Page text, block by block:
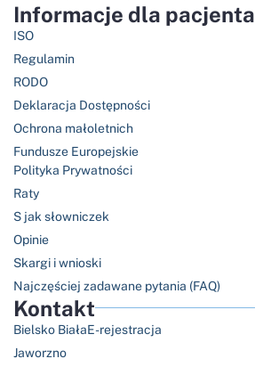
Informacje dla pacjenta
ISO
Regulamin
RODO
Deklaracja Dostępności
Ochrona małoletnich
Fundusze Europejskie
Polityka Prywatności
Raty
S jak słowniczek
Opinie
Skargi i wnioski
Najczęściej zadawane pytania (FAQ)
Kontakt
Bielsko Biała
Jaworzno
E-rejestracja